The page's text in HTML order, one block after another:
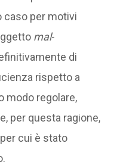
caso per motivi
mal-
di
rispetto a
modo regolare,
per questa ragione,
cui è stato